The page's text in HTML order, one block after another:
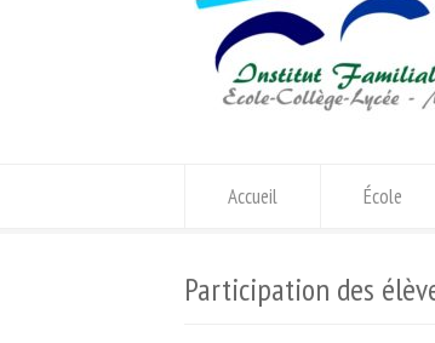
Accueil École
Participation des